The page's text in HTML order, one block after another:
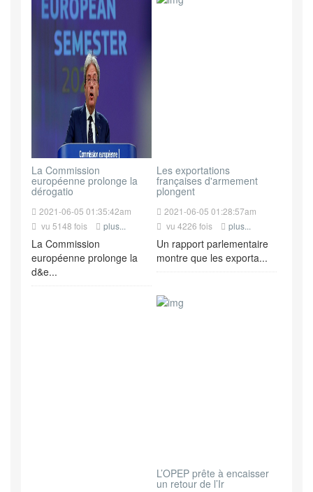
La Commission
européenne prolonge la
dérogatio
2021-06-05 01:35:42am
vu 5148 fois
plus...
La Commission
européenne prolonge la
d&e...
Les exportations
françaises d'armement
plongent
2021-06-05 01:28:57am
vu 4226 fois
plus...
Un rapport parlementaire
montre que les exporta...
L’OPEP prête à encaisser
un retour de l’Ir